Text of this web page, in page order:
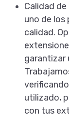
Calidad
uno de
calidad.
garantizar
utilizado,
con tus